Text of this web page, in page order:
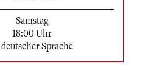
Samstag
18:00 Uhr
Sprache